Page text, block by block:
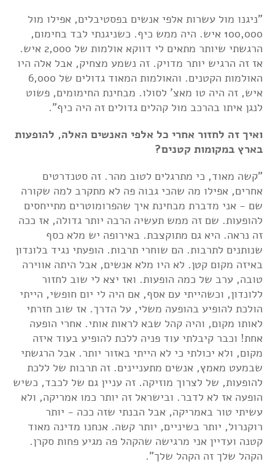
"ניגנו מול עשרות אלפי אנשים בפסטיבלים, אפילו מול
100,000 איש. היה ממש כיף. כשניגנתי לבד בחימום,
הרגשתי שיותר מתאים לי דווקא אולמות של 2,000 איש.
אז זה הרגיש יותר מדויק. זה נשמע מצחיק, אבל אלה היו
האולמות הקטנים. והאולמות המאוד גדולים של 6,000
איש, זה היה טו מאצ' לסולו. מבחינת החימומים, פשוט
לנגן איתו בהרכב מול קהלים גדולים זה היה כיף".
ואיך זה לחזור אחרי כל אלפי האנשים האלה, להופעות
בארץ במקומות קטנים?
"קשה מאוד, כי מתרגלים לטוב מהר. זה סטנדרטים
אחרים, אפילו מה שהכי גבוה פה לא מתקרב למה שקורה
שם - אני מדברת מבחינת איך שהפרומוטרים מתייחסים
להופעות. שם זה ממש תעשיה הרבה יותר גדולה, אז ככה
זה נראה. היא גם מתוקצבת. באירופה יש מלא כסף
שנותנים לתרבות. הם שוחרי תרבות. הופעתי נגיד בלונדון
באיזה מקום קטן. לא היו מלא אנשים, אבל היתה אווירה
טובה, ערב של כמה הופעות. ואז יצא לי שוב לחזור
ללונדון, וכשהייתי עם אסף, אם היה לי יום חופשי, הייתי
הולכת להופיע בהופעה משלי, על הדרך. אז שוב חזרתי
לאותו מקום, והיה קהל שבא לראות אותי. אחרי הופעה
אחת! וכבר קיבלתי עוד פניה ללכת להופיע בעוד איזה
מקום, ולא יכולתי כי לא הייתי באזור יותר. אבל הרגשתי
שבמעט מאמץ, אנשים מתעניינים. זה תרבות של ללכת
להופעות, של לצרוך מוזיקה. זה עניין גם של לכבד, כשיש
הופעה אז לא לדבר. ובישראל זה יותר כמו אמריקה, ולא
עשיתי טור באמריקה, אבל הבנתי שזה ככה - יותר
רוקנרול, יותר בשיניים, יותר קשה. אנחנו מדינה מאוד
קטנה ועדיין אני מרגישה שהקהל פה מגיע פחות סקרן.
הקהל שלך זה הקהל שלך".